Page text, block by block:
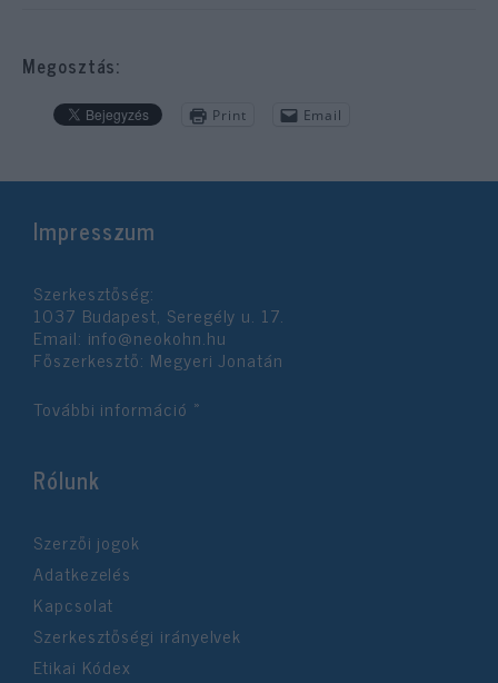
Megosztás:
Print Email
Impresszum
Szerkesztőség:
1037 Budapest, Seregély u. 17.
Email: info@neokohn.hu
Főszerkesztő: Megyeri Jonatán
További információ »
Rólunk
Szerzői jogok
Adatkezelés
Kapcsolat
Szerkesztőségi irányelvek
Etikai Kódex